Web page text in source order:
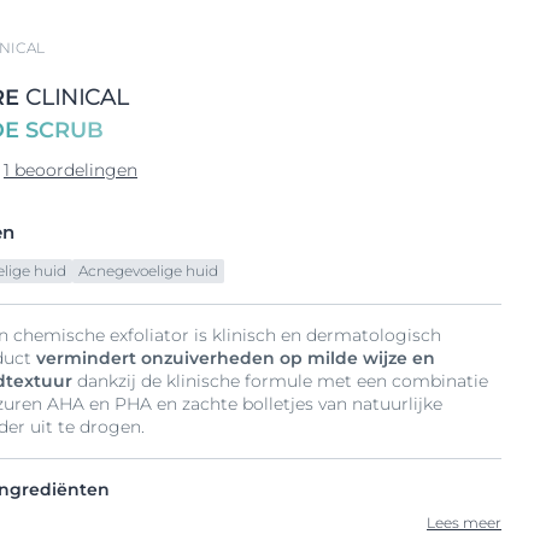
CLINICAL
SCRUB
1 beoordelingen
huid Acnegevoelige huid
chemische exfoliator is klinisch en dermatologisch
vermindert onzuiverheden op milde wijze en
dankzij de klinische formule met een combinatie
AHA en PHA en zachte bolletjes van natuurlijke
uit te drogen.
Lees meer